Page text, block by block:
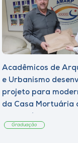
Acadêmicos de
e Urbanismo
projeto para
da Casa Mortuária
Graduação